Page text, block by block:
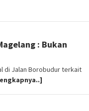
: Bukan
di Jalan Borobudur terkait